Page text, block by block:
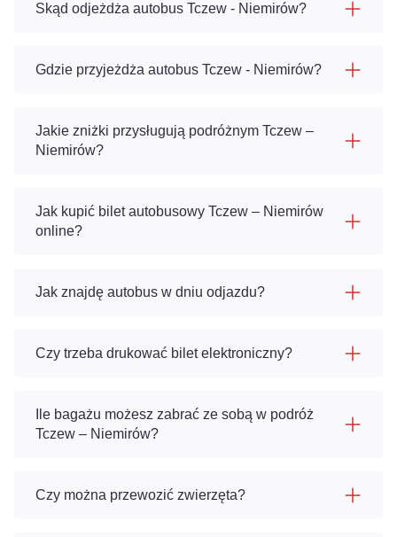
Skąd odjeżdża autobus Tczew - Niemirów?
Gdzie przyjeżdża autobus Tczew - Niemirów?
Jakie zniżki przysługują podróżnym Tczew –
Niemirów?
Jak kupić bilet autobusowy Tczew – Niemirów
online?
Jak znajdę autobus w dniu odjazdu?
Czy trzeba drukować bilet elektroniczny?
Ile bagażu możesz zabrać ze sobą w podróż
Tczew – Niemirów?
Czy można przewozić zwierzęta?